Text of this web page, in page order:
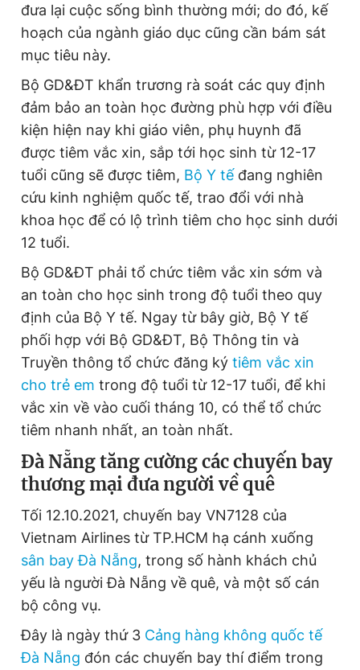
đưa lại cuộc sống bình thường mới; do đó, kế
hoạch của ngành giáo dục cũng cần bám sát
mục tiêu này.
Bộ GD&ĐT khẩn trương rà soát các quy định
đảm bảo an toàn học đường phù hợp với điều
kiện hiện nay khi giáo viên, phụ huynh đã
được tiêm vắc xin, sắp tới học sinh từ 12-17
tuổi cũng sẽ được tiêm, Bộ Y tếđang nghiên
cứu kinh nghiệm quốc tế, trao đổi với nhà
khoa học để có lộ trình tiêm cho học sinh dưới
12 tuổi.
Bộ GD&ĐT phải tổ chức tiêm vắc xin sớm và
an toàn cho học sinh trong độ tuổi theo quy
định của Bộ Y tế. Ngay từ bây giờ, Bộ Y tế
phối hợp với Bộ GD&ĐT, Bộ Thông tin và
Truyền thông tổ chức đăng ký tiêm vắc xin
cho trẻ em trong độ tuổi từ 12-17 tuổi, để khi
vắc xin về vào cuối tháng 10, có thể tổ chức
tiêm nhanh nhất, an toàn nhất.
Đà Nẵng tăng cường các chuyến bay
thương mại đưa người về quê
Tối 12.10.2021, chuyến bay VN7128 của
Vietnam Airlines từ TP.HCM hạ cánh xuống
sân bay Đà Nẵng, trong số hành khách chủ
yếu là người Đà Nẵng về quê, và một số cán
bộ công vụ.
Đây là ngày thứ 3 Cảng hàng không quốc tế
Đà Nẵng đón các chuyến bay thí điểm trong